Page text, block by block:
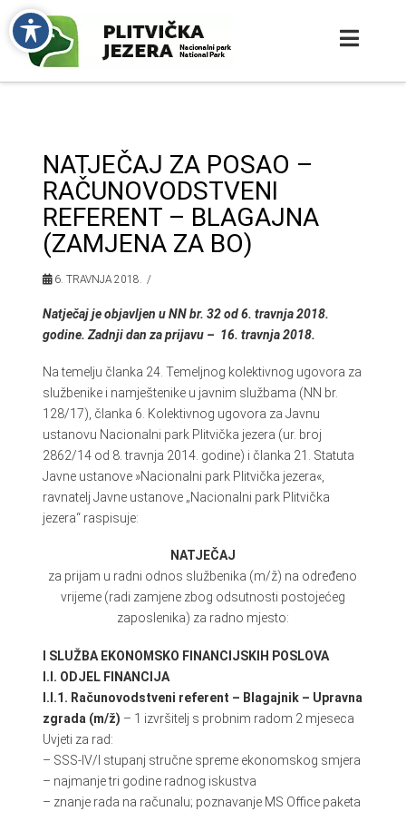
NATJEČAJ ZA POSAO –
RAČUNOVODSTVENI
REFERENT – BLAGAJNA
(ZAMJENA ZA BO)
6. TRAVNJA 2018.
Natječaj je objavljen u NN br. 32 od 6. travnja 2018.
godine. Zadnji dan za prijavu – 16. travnja 2018.
Na temelju članka 24. Temeljnog kolektivnog ugovora za
službenike i namještenike u javnim službama (NN br.
128/17), članka 6. Kolektivnog ugovora za Javnu
ustanovu Nacionalni park Plitvička jezera (ur. broj
2862/14 od 8. travnja 2014. godine) i članka 21. Statuta
Javne ustanove »Nacionalni park Plitvička jezera«,
ravnatelj Javne ustanove „Nacionalni park Plitvička
jezera“ raspisuje:
NATJEČAJ
za prijam u radni odnos službenika (m/ž) na određeno
vrijeme (radi zamjene zbog odsutnosti postojećeg
zaposlenika) za radno mjesto:
I SLUŽBA EKONOMSKO FINANCIJSKIH POSLOVA
I.I. ODJEL FINANCIJA
I.I.1. Računovodstveni referent – Blagajnik – Upravna
zgrada (m/ž) – 1 izvršitelj s probnim radom 2 mjeseca
Uvjeti za rad:
– SSS-IV/I stupanj stručne spreme ekonomskog smjera
– najmanje tri godine radnog iskustva
– znanje rada na računalu; poznavanje MS Office paketa